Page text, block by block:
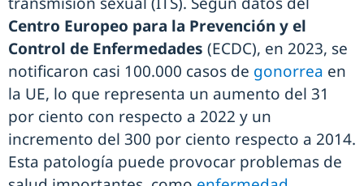
Centro Europeo para la Prevención y el
Control de Enfermedades (ECDC), en 2023, se
notificaron casi 100.000 casos de gonorrea en
la UE, lo que representa un aumento del 31
por ciento con respecto a 2022 y un
incremento del 300 por ciento respecto a 2014.
Esta patología puede provocar problemas de